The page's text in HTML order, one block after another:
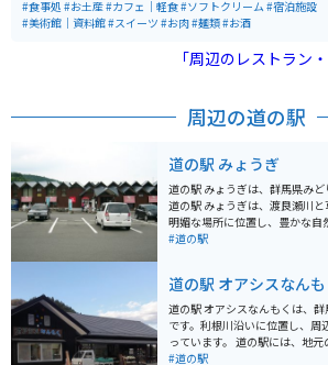
魅力あふれる牧場です。 標高1000mほどの高原なので、
夏場は涼しくて気持ちいいです。牧場までは山道を走り
を見せてくれます。駐車場は無料で利用できますし、入
通りです。少し足を延ばせば教会などもあり、軽井沢ら
しい雰囲気を楽しむことができます。
#食事処 #お土産#カフェ｜軽食#ソフトクリーム#宿泊施設
#美術館｜資料館#スイーツ #お肉#麺類#お酒
「周辺のレストラン
周辺の道の駅
道の駅 みょうぎ
道の駅 みょうぎは、群馬県みど
道の駅 みょうぎは、渡良瀬川
明媚な場所に位置し、豊かな自
の農産物や特産品を販売する直
ードは、景色も良く、ツーリン
道の駅には、バイクスタンドも
心して休憩できます。 周辺には、草木ダムやわたらせ渓
谷鐵道など、観光スポットも充
には、草木ダム湖畔の紅葉が美
#道の駅
道の駅 オアシスなんも
道の駅 オアシスなんもくは、
です。利根川沿いに位置し、周
っています。 道の駅には、地元の農産物や特産品を販売
する直売所、レストラン、軽食
#道の駅